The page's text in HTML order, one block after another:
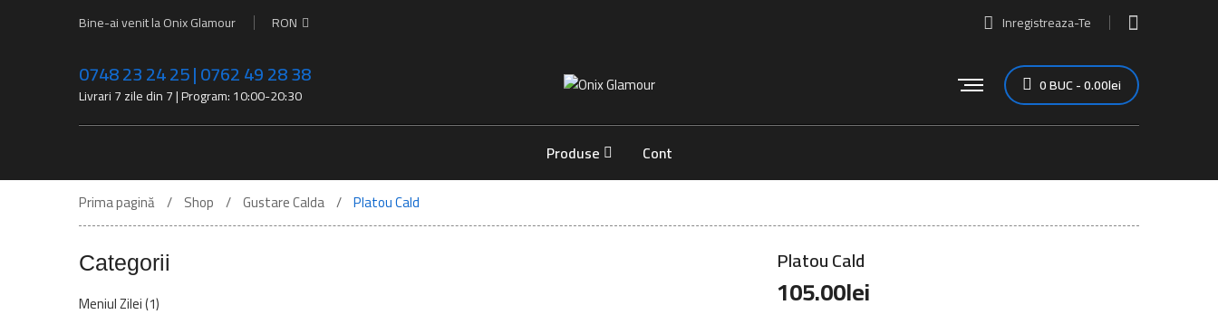
Bine-ai venit la Onix Glamour RON Inregistreaza-Te
0748 23 24 25 | 0762 49 28 38
Livrari 7 zile din 7 | Program: 10:00-20:30
Onix
-
Mancare
0BUC-0.00lei
Produse Cont
Prima pagină Shop Gustare Calda Platou Cald
Platou Cald
105.00lei
Categorii
Meniul Zilei(1)